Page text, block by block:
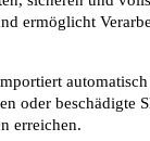
ermöglicht
oder beschädigte
erreichen.